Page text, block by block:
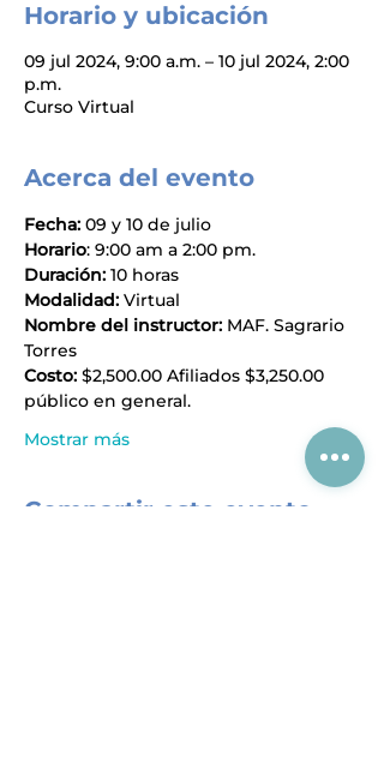
Horario y ubicación
09 jul 2024, 9:00 a.m. – 10 jul 2024, 2:00
p.m.
Curso Virtual
Acerca del evento
Fecha: 09 y 10 de julio
Horario: 9:00 am a 2:00 pm.
Duración: 10 horas
Modalidad: Virtual
Nombre del instructor: MAF. Sagrario
Torres
Costo: $2,500.00 Afiliados $3,250.00
público en general.
Mostrar más
Compartir este evento